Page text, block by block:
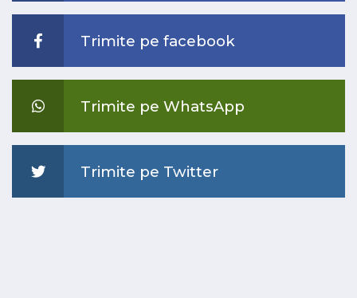
Trimite pe facebook
Trimite pe WhatsApp
Trimite pe Twitter